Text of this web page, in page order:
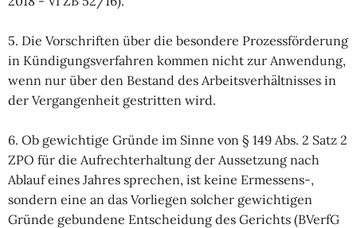
5. Die Vorschriften über die besondere Prozessförderung
in Kündigungsverfahren kommen nicht zur Anwendung,
wenn nur über den Bestand des Arbeitsverhältnisses in
der Vergangenheit gestritten wird.
6. Ob gewichtige Gründe im Sinne von § 149 Abs. 2 Satz 2
ZPO für die Aufrechterhaltung der Aussetzung nach
Ablauf eines Jahres sprechen, ist keine Ermessens-,
sondern eine an das Vorliegen solcher gewichtigen
Gründe gebundene Entscheidung des Gerichts (BVerfG